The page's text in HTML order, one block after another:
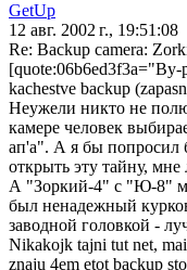
GetUp
12 авг. 2002 г., 19:51:08
Re: Backup camera:
kachestve backup
Неужели никто не
камере человек
ап'а". А я бы попросил
открыть эту тайну,
А "Зоркий-4" с "Ю-8"
был ненадежный
заводной головкой -
Nikakojk tajni tut net,
znaju 4em etot backup